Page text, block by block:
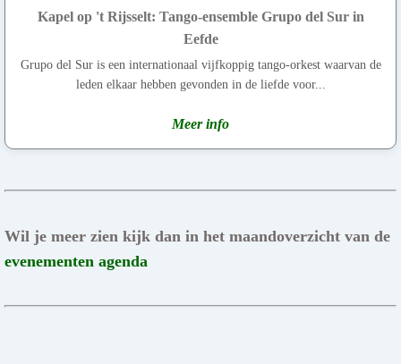
Kapel op 't Rijsselt: Tango-ensemble Grupo del Sur in
Eefde
Grupo del Sur is een internationaal vijfkoppig tango-orkest waarvan de
leden elkaar hebben gevonden in de liefde voor...
Meer info
Wil je meer zien kijk dan in het maandoverzicht van de
evenementen agenda